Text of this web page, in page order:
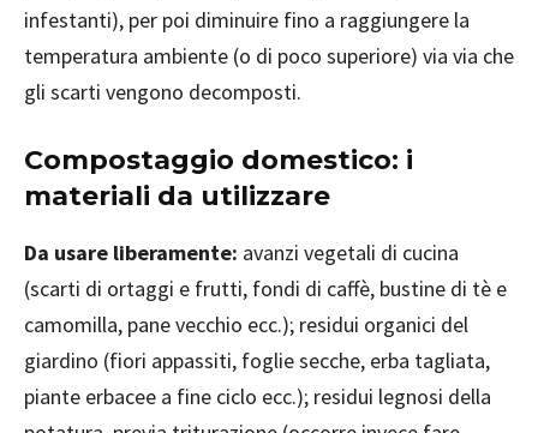
infestanti), per poi diminuire fino a raggiungere la
temperatura ambiente (o di poco superiore) via via che
gli scarti vengono decomposti.
Compostaggio domestico: i
materiali da utilizzare
Da usare liberamente: avanzi vegetali di cucina
(scarti di ortaggi e frutti, fondi di caffè, bustine di tè e
camomilla, pane vecchio ecc.); residui organici del
giardino (fiori appassiti, foglie secche, erba tagliata,
piante erbacee a fine ciclo ecc.); residui legnosi della